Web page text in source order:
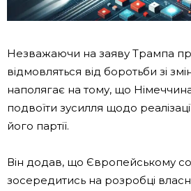
Незважаючи на заяву Трампа
відмовляться від боротьби зі
наполягає на тому, що
подвоїти зусилля щодо
його партії.
Він додав, що Європейському
зосередитись на розробці